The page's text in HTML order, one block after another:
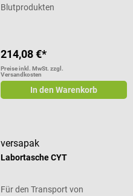
Blutprodukten
214,08 €*
Preise inkl. MwSt. zzgl.
Versandkosten
In den Warenkorb
versapak
Labortasche CYT
Für den Transport von